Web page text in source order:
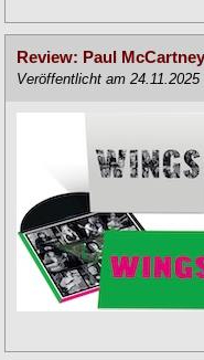
Review: Paul
Veröffentlicht am 24.11.2025